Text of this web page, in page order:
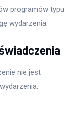
programów typu
wydarzenia.
nie jest